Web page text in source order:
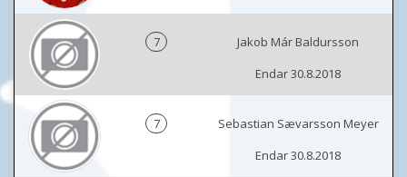
7
Jakob Már Baldursson
Endar 30.8.2018
7
Sebastian Sævarsson Meyer
Endar 30.8.2018